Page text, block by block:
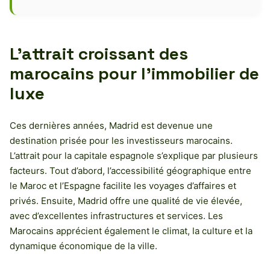
L’attrait croissant des
marocains pour l’immobilier de
luxe
Ces dernières années, Madrid est devenue une
destination prisée pour les investisseurs marocains.
L’attrait pour la capitale espagnole s’explique par plusieurs
facteurs. Tout d’abord, l’accessibilité géographique entre
le Maroc et l’Espagne facilite les voyages d’affaires et
privés. Ensuite, Madrid offre une qualité de vie élevée,
avec d’excellentes infrastructures et services. Les
Marocains apprécient également le climat, la culture et la
dynamique économique de la ville.